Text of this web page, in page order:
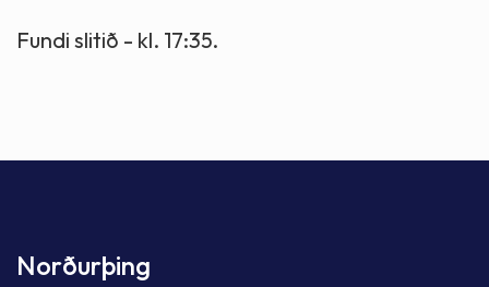
Fundi slitið - kl. 17:35.
Norðurþing